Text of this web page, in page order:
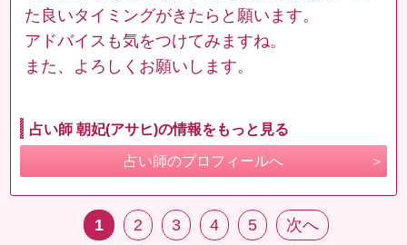
た良いタイミングがきたらと願います。
アドバイスも気をつけてみますね。
また、よろしくお願いします。
占い師 朝妃(アサヒ)の情報をもっと見る
占い師のプロフィールへ
1 2 3 4 5 次へ